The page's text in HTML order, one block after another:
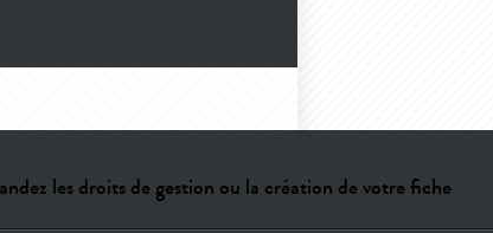
les droits de gestion ou la création de votre fiche